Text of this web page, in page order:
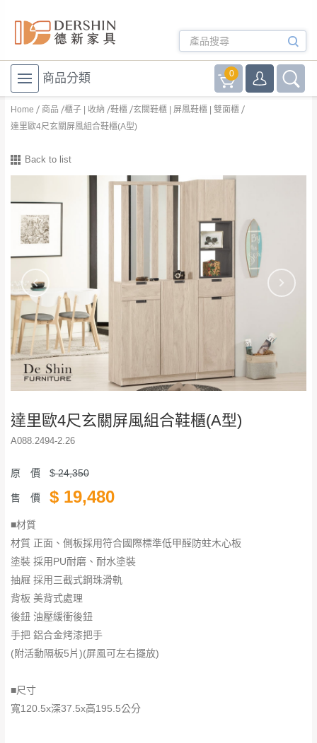
商品分類 0
Home 商品 櫃子 | 收納 鞋櫃 玄關鞋櫃 | 屏風鞋櫃 | 雙面櫃
達里歐4尺玄關屏風組合鞋櫃(A型)
Back to list
達里歐4尺玄關屏風組合鞋櫃(A型)
A088.2494-2.26
原 價 $24,350
售 價 $ 19,480
■材質
材質 正面、側板採用符合國際標準低甲醛防蛀木心板
塗裝 採用PU耐磨、耐水塗裝
抽屜 採用三截式鋼珠滑軌
背板 美背式處理
後鈕 油壓緩衝後鈕
手把 鋁合金烤漆把手
(附活動隔板5片)(屏風可左右擺放)
■尺寸
寬120.5x深37.5x高195.5公分